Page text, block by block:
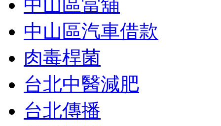
中山區當舖
中山區汽車借款
肉毒桿菌
台北中醫減肥
台北傳播